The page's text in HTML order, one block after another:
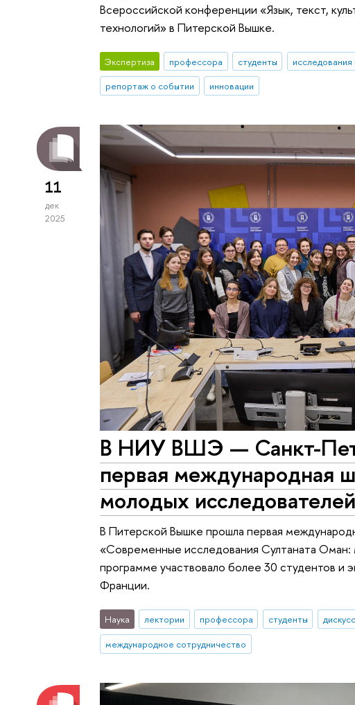
Всероссийской конференции «Язык, текст,
технологий» в Питерской Вышке.
Экспертиза профессора студенты исследования
репортаж о событии
инновации
11
дек
2025
В НИУ ВШЭ — Санкт-
первая международная
молодых
В Питерской Вышке прошла первая
«Современные исследования Султаната
программе участвовало более 30 студентов и
Франции.
Наука лектории профессора студенты
международное сотрудничество